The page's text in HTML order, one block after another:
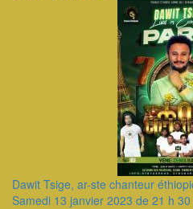
Dawit Tsige, ar-ste chanteur
Samedi 13 janvier 2023 de 21 h